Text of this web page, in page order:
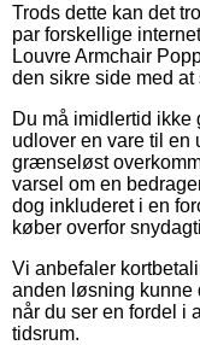
Trods dette kan det
par forskellige
Louvre Armchair
den sikre side med at
Du må imidlertid ikke
udlover en vare til en
grænseløst
varsel om en
dog inkluderet i en
køber overfor
Vi anbefaler
anden løsning kunne
når du ser en fordel i
tidsrum.